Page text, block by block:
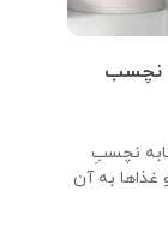
نچسب
نچسبِ
غذاها به آن